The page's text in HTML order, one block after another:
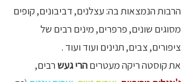
הרבות הנמצאות בה: עצלנים, דביבונים, קופים
מסוגים שונים, פרפרים, מינים רבים של
ציפורים, צבים, תנינים ועוד ועוד .
את קוסטה ריקה מעטרים הרי געש רבים,